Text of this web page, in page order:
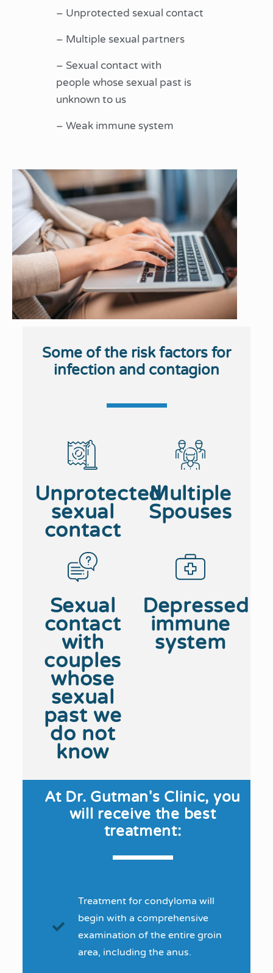
– Unprotected sexual contact
– Multiple sexual partners
– Sexual contact with
people whose sexual past is
unknown to us
– Weak immune system
Some of the risk factors for
infection and contagion
Unprotected
sexual
contact
Multiple
Spouses
Sexual
contact
with
couples
whose
sexual
past we
do not
know
Depressed
immune
system
At Dr. Gutman's Clinic, you
will receive the best
treatment:
Treatment for condyloma will
begin with a comprehensive
examination of the entire groin
area, including the anus.